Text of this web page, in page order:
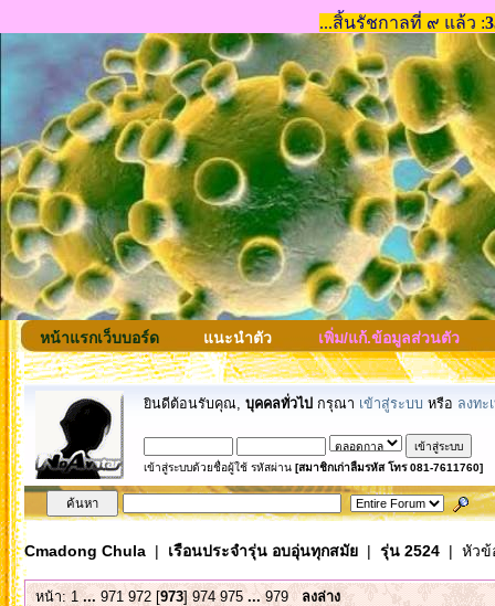
หน้าแรกเว็บบอร์ด แนะนำตัว เพิ่ม/แก้.ข้อมูลส่วนตัว
ยินดีต้อนรับคุณ, บุคคลทั่วไป กรุณา เข้าสู่ระบบ หรือ ลงทะ
เข้าสู่ระบบด้วยชื่อผู้ใช้ รหัสผ่าน [สมาชิกเก่าลืมรหัส โทร 081-7611760]
Cmadong Chula| เรือนประจำรุ่น อบอุ่นทุกสมัย| รุ่น 2524| หัวข้
หน้า:1 ... 971 972[973]974 975 ...979 ลงล่าง